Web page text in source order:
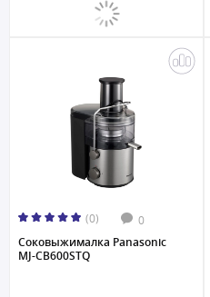
(0) 0
Соковыжималка Panasonic
MJ-CB600STQ